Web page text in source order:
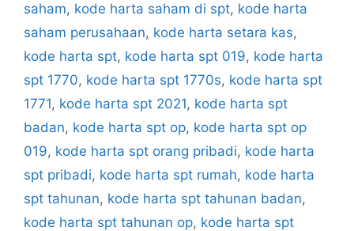
saham, kode harta saham di spt, kode harta
saham perusahaan, kode harta setara kas,
kode harta spt, kode harta spt 019, kode harta
spt 1770, kode harta spt 1770s, kode harta spt
1771, kode harta spt 2021, kode harta spt
badan, kode harta spt op, kode harta spt op
019, kode harta spt orang pribadi, kode harta
spt pribadi, kode harta spt rumah, kode harta
spt tahunan, kode harta spt tahunan badan,
kode harta spt tahunan op, kode harta spt